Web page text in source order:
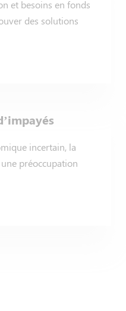
et besoins en fonds
des solutions
incertain, la
préoccupation